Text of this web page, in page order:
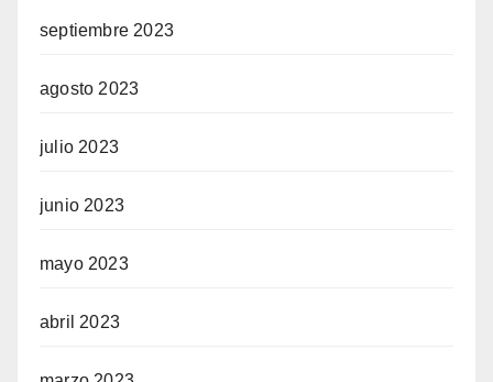
septiembre 2023
agosto 2023
julio 2023
junio 2023
mayo 2023
abril 2023